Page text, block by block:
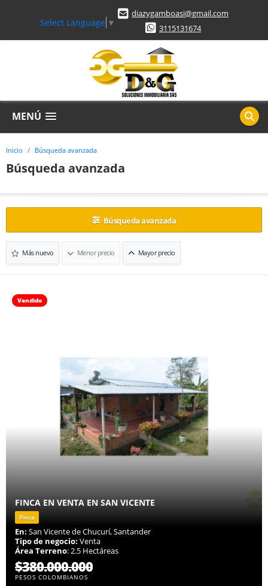
Select Language ▼
diazygamboasi@gmail.com
3115131674
MENÚ
Inicio Búsqueda avanzada
Búsqueda avanzada
Búsqueda avanzada
Más nuevo Menor precio Mayor precio
Vendido
FINCA EN VENTA EN SAN VICENTE
Finca
En: San Vicente de Chucurí, Santander
Tipo de negocio: Venta
Área Terreno: 2.5 Hectáreas
$380.000.000
PESOS COLOMBIANOS